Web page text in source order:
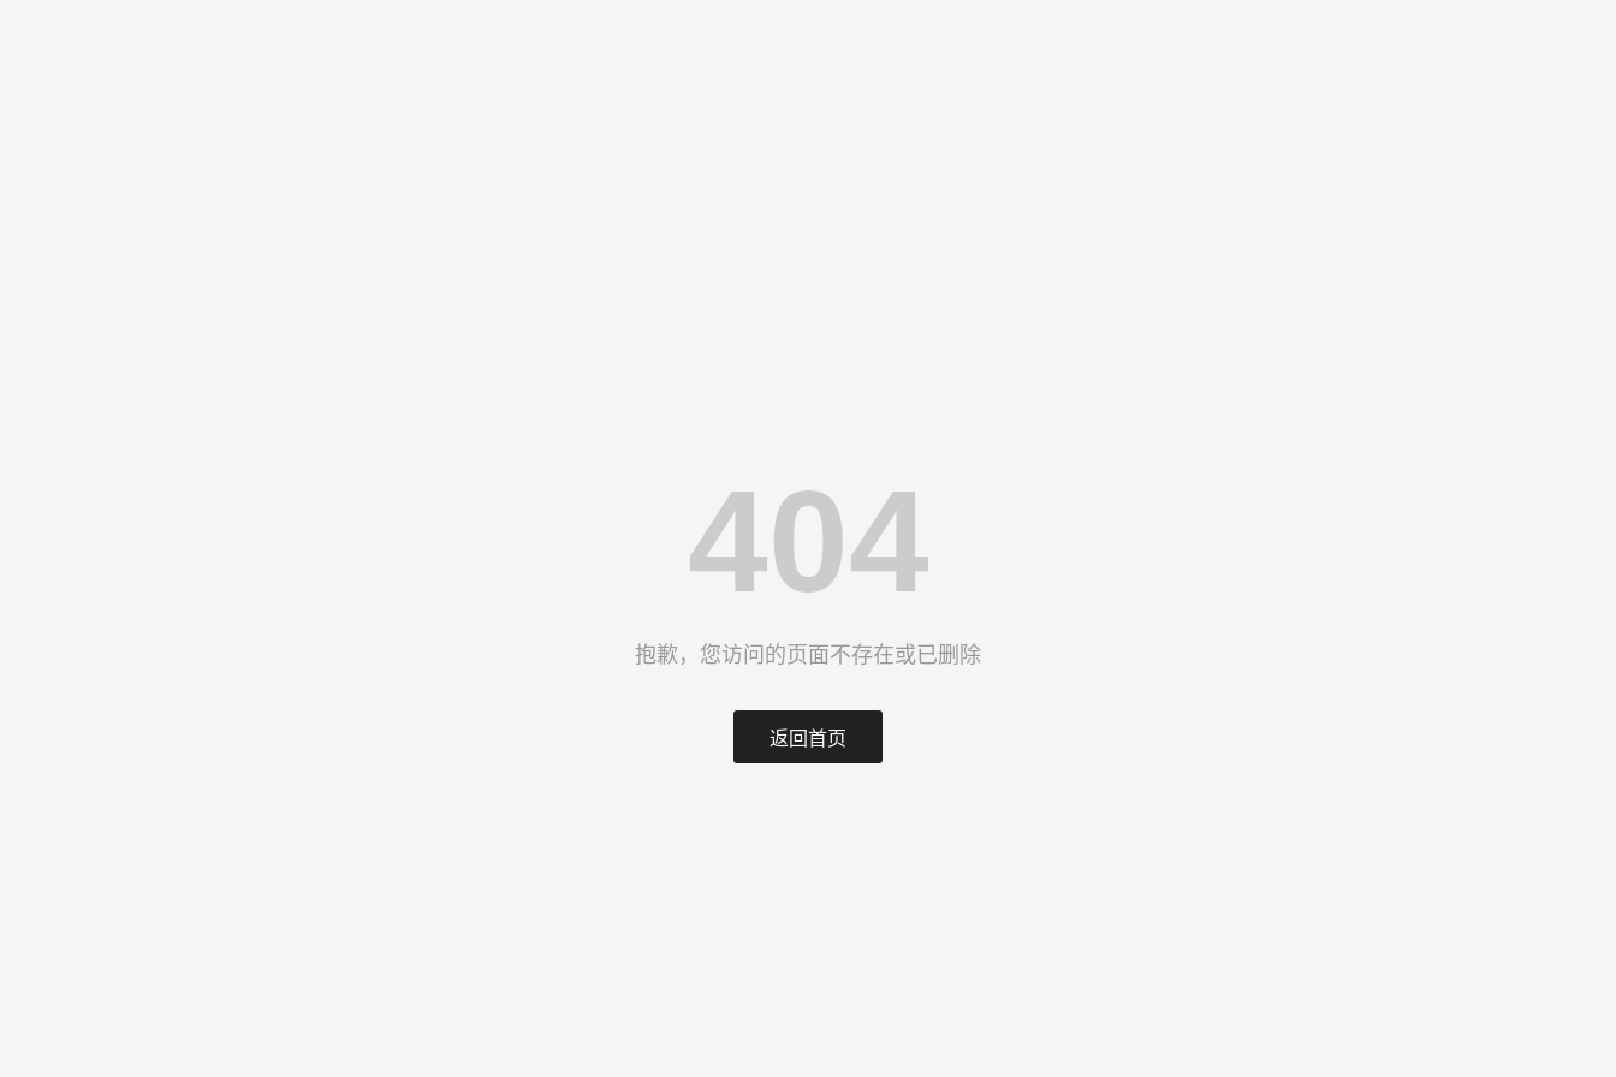
404
抱歉，您访问的页面不存在或已删除
返回首页